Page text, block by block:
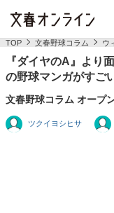
TOP 文春野球コラム ウ
『ダイヤのA』より
の野球マンガがすご
文春野球コラム オープ
ツクイヨシヒサ